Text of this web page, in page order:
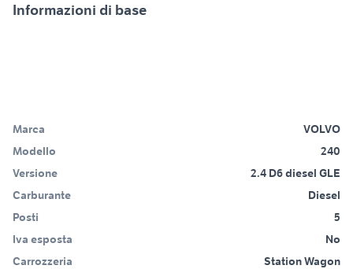
Informazioni di base
Marca
VOLVO
Modello
240
Versione
2.4 D6 diesel GLE
Carburante
Diesel
Posti
5
Iva esposta
No
Carrozzeria
Station Wagon